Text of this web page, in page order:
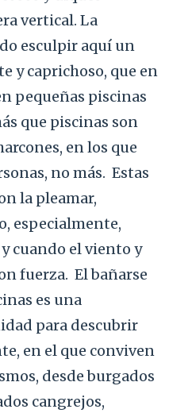
vertical. La
esculpir aquí un
y caprichoso, que en
pequeñas piscinas
que piscinas son
en los que
no más. Estas
la pleamar,
especialmente,
cuando el viento y
fuerza. El bañarse
es una
para descubrir
en el que conviven
desde burgados
cangrejos,